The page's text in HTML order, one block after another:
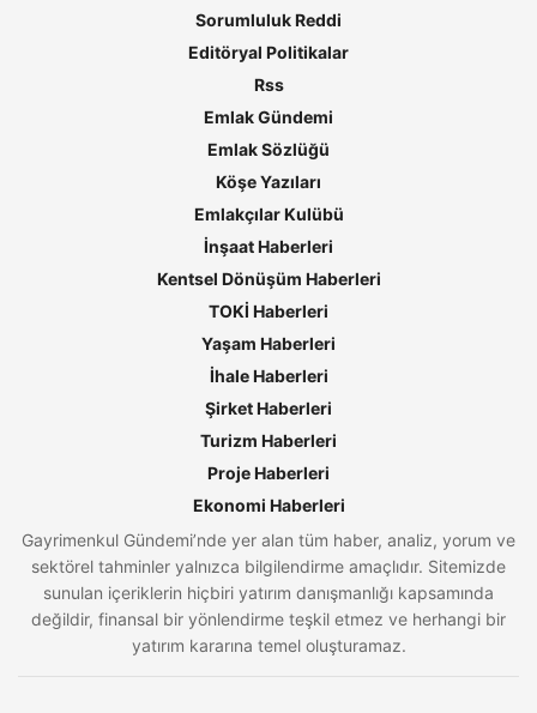
Sorumluluk Reddi
Editöryal Politikalar
Rss
Emlak Gündemi
Emlak Sözlüğü
Köşe Yazıları
Emlakçılar Kulübü
İnşaat Haberleri
Kentsel Dönüşüm Haberleri
TOKİ Haberleri
Yaşam Haberleri
İhale Haberleri
Şirket Haberleri
Turizm Haberleri
Proje Haberleri
Ekonomi Haberleri
Gayrimenkul Gündemi’nde yer alan tüm haber, analiz, yorum ve
sektörel tahminler yalnızca bilgilendirme amaçlıdır. Sitemizde
sunulan içeriklerin hiçbiri yatırım danışmanlığı kapsamında
değildir, finansal bir yönlendirme teşkil etmez ve herhangi bir
yatırım kararına temel oluşturamaz.